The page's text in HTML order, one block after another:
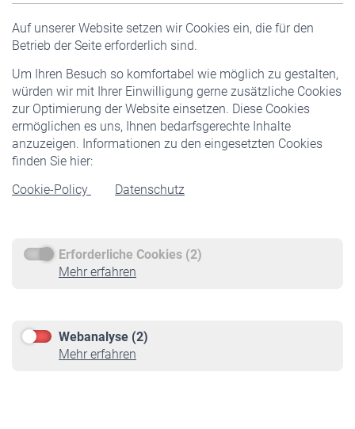
Auf unserer Website setzen wir Cookies ein, die für den
Betrieb der Seite erforderlich sind.
Um Ihren Besuch so komfortabel wie möglich zu gestalten,
würden wir mit Ihrer Einwilligung gerne zusätzliche Cookies
zur Optimierung der Website einsetzen. Diese Cookies
ermöglichen es uns, Ihnen bedarfsgerechte Inhalte
anzuzeigen. Informationen zu den eingesetzten Cookies
finden Sie hier:
Cookie-Policy
Datenschutz
Erforderliche Cookies (2)
Mehr erfahren
Webanalyse (2)
Mehr erfahren
Pflichtversicherung
Staatliche Förderung
Veranstaltungen
Rentner
Rentenbeginn
Rente beantragen
Service
Informationen
Online-Rechner
VBLnewsletter